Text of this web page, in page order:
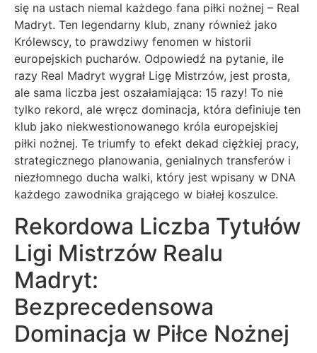
się na ustach niemal każdego fana piłki nożnej – Real
Madryt. Ten legendarny klub, znany również jako
Królewscy, to prawdziwy fenomen w historii
europejskich pucharów. Odpowiedź na pytanie, ile
razy Real Madryt wygrał Ligę Mistrzów, jest prosta,
ale sama liczba jest oszałamiająca: 15 razy! To nie
tylko rekord, ale wręcz dominacja, która definiuje ten
klub jako niekwestionowanego króla europejskiej
piłki nożnej. Te triumfy to efekt dekad ciężkiej pracy,
strategicznego planowania, genialnych transferów i
niezłomnego ducha walki, który jest wpisany w DNA
każdego zawodnika grającego w białej koszulce.
Rekordowa Liczba Tytułów
Ligi Mistrzów Realu
Madryt:
Bezprecedensowa
Dominacja w Piłce Nożnej